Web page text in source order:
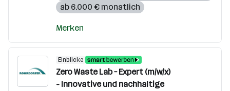
ab 6.000 € monatlich
Merken
Einblicke
Zero Waste Lab – Expert (m/w/x)
- Innovative und nachhaltige